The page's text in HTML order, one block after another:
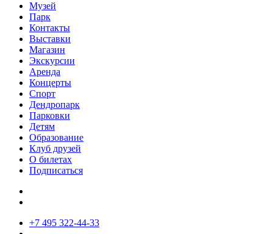
Музей
Парк
Контакты
Выставки
Магазин
Экскурсии
Аренда
Концерты
Спорт
Дендропарк
Парковки
Детям
Образование
Клуб друзей
О билетах
Подписаться
+7 495 322-44-33